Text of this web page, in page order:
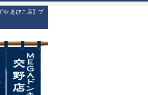
や あびこ店】ブ